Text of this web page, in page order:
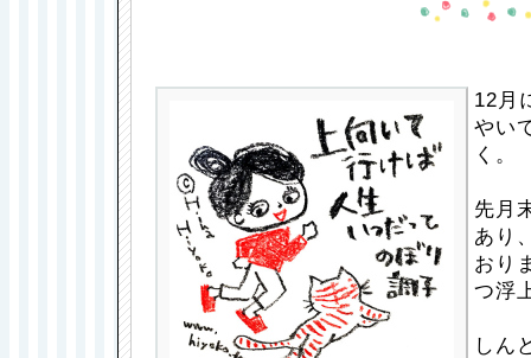
12月
やい
く。
先月
あり
おり
つ浮
しん